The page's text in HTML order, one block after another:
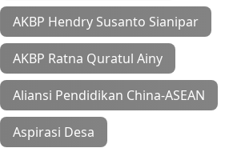
AKBP Hendry Susanto Sianipar
AKBP Ratna Quratul Ainy
Aliansi Pendidikan China-ASEAN
Aspirasi Desa